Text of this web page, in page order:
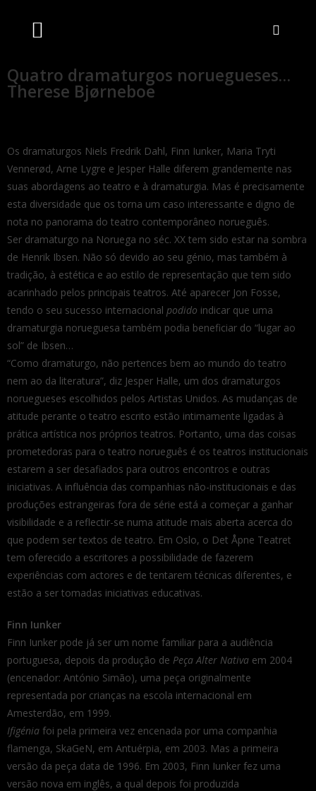
Quatro dramaturgos noruegueses…
Therese Bjørneboe
Os dramaturgos Niels Fredrik Dahl, Finn Iunker, Maria Tryti
Vennerød, Arne Lygre e Jesper Halle diferem grandemente nas
suas abordagens ao teatro e à dramaturgia. Mas é precisamente
esta diversidade que os torna um caso interessante e digno de
nota no panorama do teatro contemporâneo norueguês.
Ser dramaturgo na Noruega no séc. XX tem sido estar na sombra
de Henrik Ibsen. Não só devido ao seu génio, mas também à
tradição, à estética e ao estilo de representação que tem sido
acarinhado pelos principais teatros. Até aparecer Jon Fosse,
tendo o seu sucesso internacional podido indicar que uma
dramaturgia norueguesa também podia beneficiar do “lugar ao
sol” de Ibsen…
“Como dramaturgo, não pertences bem ao mundo do teatro
nem ao da literatura”, diz Jesper Halle, um dos dramaturgos
noruegueses escolhidos pelos Artistas Unidos. As mudanças de
atitude perante o teatro escrito estão intimamente ligadas à
prática artística nos próprios teatros. Portanto, uma das coisas
prometedoras para o teatro norueguês é os teatros institucionais
estarem a ser desafiados para outros encontros e outras
iniciativas. A influência das companhias não-institucionais e das
produções estrangeiras fora de série está a começar a ganhar
visibilidade e a reflectir-se numa atitude mais aberta acerca do
que podem ser textos de teatro. Em Oslo, o Det Åpne Teatret
tem oferecido a escritores a possibilidade de fazerem
experiências com actores e de tentarem técnicas diferentes, e
estão a ser tomadas iniciativas educativas.
Finn Iunker
Finn Iunker pode já ser um nome familiar para a audiência
portuguesa, depois da produção de Peça Alter Nativa em 2004
(encenador: António Simão), uma peça originalmente
representada por crianças na escola internacional em
Amesterdão, em 1999.
Ifigénia foi pela primeira vez encenada por uma companhia
flamenga, SkaGeN, em Antuérpia, em 2003. Mas a primeira
versão da peça data de 1996. Em 2003, Finn Iunker fez uma
versão nova em inglês, a qual depois foi produzida